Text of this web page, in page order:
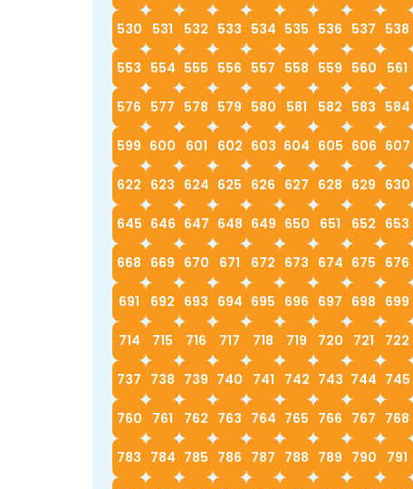
530 531 532 533 534 535 536 537 538
553 554 555 556 557 558 559 560 561
576 577 578 579 580 581 582 583 584
599 600 601 602 603 604 605 606 607
622 623 624 625 626 627 628 629 630
645 646 647 648 649 650 651 652 653
668 669 670 671 672 673 674 675 676
691 692 693 694 695 696 697 698 699
714 715 716 717 718 719 720 721 722
737 738 739 740 741 742 743 744 745
760 761 762 763 764 765 766 767 768
783 784 785 786 787 788 789 790 791